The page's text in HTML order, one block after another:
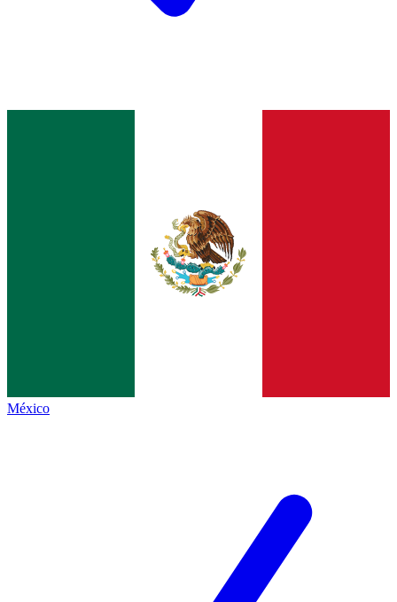
México